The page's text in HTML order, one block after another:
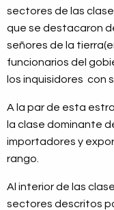
sectores de las
que se destacaron
señores de la
funcionarios del
los inquisidores con
A la par de esta
la clase dominante
importadores y
rango.
Al interior de las
sectores descritos